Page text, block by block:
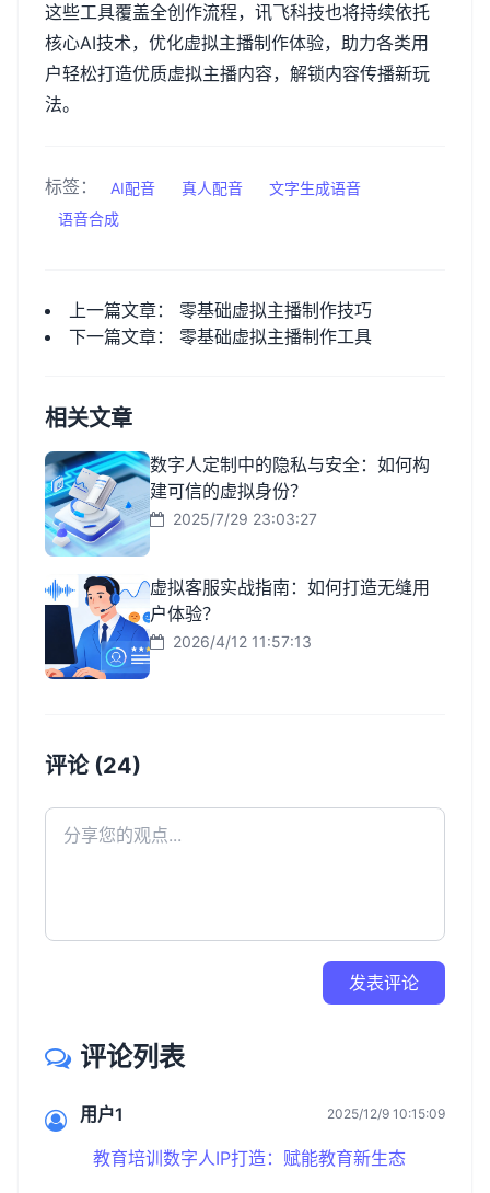
这些工具覆盖全创作流程，讯飞科技也将持续依托
核心AI技术，优化虚拟主播制作体验，助力各类用
户轻松打造优质虚拟主播内容，解锁内容传播新玩
法。
标签： AI配音 真人配音
文字生成语音
语音合成
上一篇文章： 零基础虚拟主播制作技巧
下一篇文章： 零基础虚拟主播制作工具
相关文章
数字人定制中的隐私与安全：如何构
建可信的虚拟身份？
2025/7/29 23:03:27
虚拟客服实战指南：如何打造无缝用
户体验？
2026/4/12 11:57:13
评论 (24)
发表评论
评论列表
用户1 2025/12/9 10:15:09
教育培训数字人IP打造：赋能教育新生态